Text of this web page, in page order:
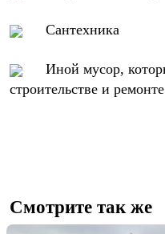
Сантехника
Иной мусор,
строительстве и ремонте
Смотрите так же